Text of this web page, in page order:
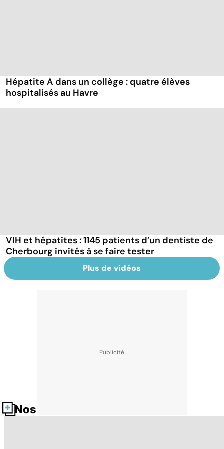
Hépatite A dans un collège : quatre élèves
hospitalisés au Havre
VIH et hépatites : 1145 patients d’un dentiste de
Cherbourg invités à se faire tester
Plus de vidéos
Nos fiches santé